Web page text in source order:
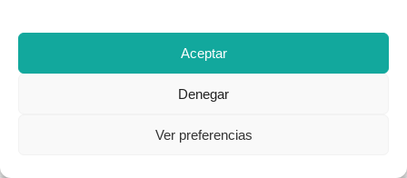
Aceptar
Denegar
Ver preferencias